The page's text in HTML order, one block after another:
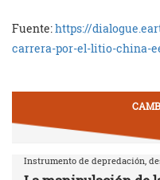
Fuente:https://
carrera-por-el-litio-china-
Instrumento de depredación,